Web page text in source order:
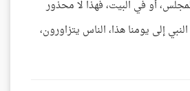
أو في البيت، فهذا لا محذور
إلى يومنا هذا، الناس يتزاورون،